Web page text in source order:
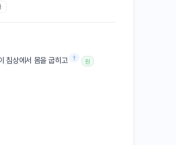
침상에서 몸을 굽히고 † 원